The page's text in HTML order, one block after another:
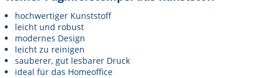
hochwertiger Kunststoff
leicht und robust
modernes Design
leicht zu reinigen
sauberer, gut lesbarer Druck
ideal für das Homeoffice